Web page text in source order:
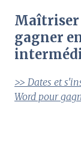
Maîtriser
gagner
>> Dates et
Word pour